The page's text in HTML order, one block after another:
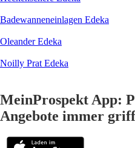
Badewanneneinlagen Edeka
Oleander Edeka
Noilly Prat Edeka
MeinProspekt App:
Angebote immer